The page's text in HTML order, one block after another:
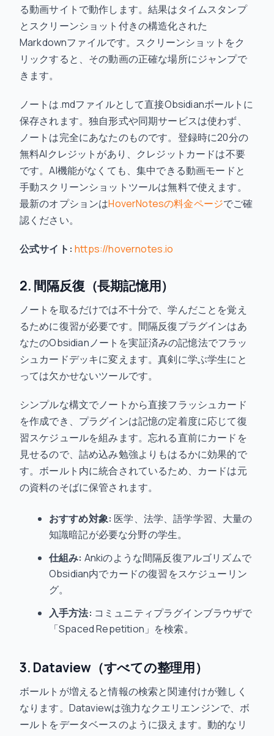
る動画サイトで動作します。結果はタイムスタンプ
とスクリーンショット付きの構造化された
Markdownファイルです。スクリーンショットをク
リックすると、その動画の正確な場所にジャンプで
きます。
ノートは.mdファイルとして直接Obsidianボールトに
保存されます。独自形式や同期サービスは使わず、
ノートは完全にあなたのものです。登録時に20分の
無料AIクレジットがあり、クレジットカードは不要
です。AI機能がなくても、集中できる動画モードと
手動スクリーンショットツールは無料で使えます。
最新のオプションはHoverNotesの料金ページでご確
認ください。
公式サイト: https://hovernotes.io
2. 間隔反復（長期記憶用）
ノートを取るだけでは不十分で、学んだことを覚え
るために復習が必要です。間隔反復プラグインはあ
なたのObsidianノートを実証済みの記憶法でフラッ
シュカードデッキに変えます。真剣に学ぶ学生にと
っては欠かせないツールです。
シンプルな構文でノートから直接フラッシュカード
を作成でき、プラグインは記憶の定着度に応じて復
習スケジュールを組みます。忘れる直前にカードを
見せるので、詰め込み勉強よりもはるかに効果的で
す。ボールト内に統合されているため、カードは元
の資料のそばに保管されます。
おすすめ対象: 医学、法学、語学学習、大量の
知識暗記が必要な分野の学生。
仕組み: Ankiのような間隔反復アルゴリズムで
Obsidian内でカードの復習をスケジューリン
グ。
入手方法: コミュニティプラグインブラウザで
「Spaced Repetition」を検索。
3. Dataview（すべての整理用）
ボールトが増えると情報の検索と関連付けが難しく
なります。Dataviewは強力なクエリエンジンで、ボ
ールトをデータベースのように扱えます。動的なリ